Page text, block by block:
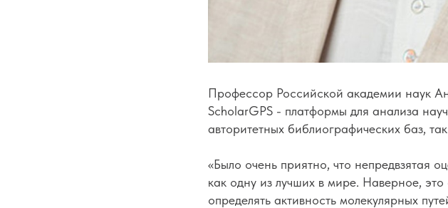
Профессор Российской академии наук
ScholarGPS - платформы для анализа
авторитетных библиографических баз,
«Было очень приятно, что непредвзятая
как одну из лучших в мире. Наверное,
определять активность молекулярных